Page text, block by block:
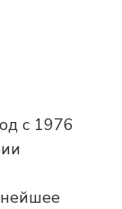
с 1976